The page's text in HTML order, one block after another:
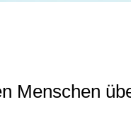
Menschen